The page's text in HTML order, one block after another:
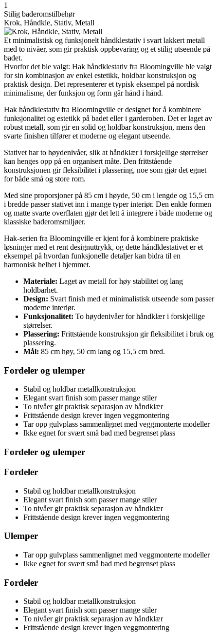
1
Stilig baderomstilbehør
Krok, Håndkle, Stativ, Metall
Et minimalistisk og funksjonelt håndklestativ i svart lakkert metall
med to nivåer, som gir praktisk oppbevaring og et stilig utseende på
badet.
Hvorfor det ble valgt: Hak håndklestativ fra Bloomingville ble valgt
for sin kombinasjon av enkel estetikk, holdbar konstruksjon og
praktisk design. Det representerer et typisk eksempel på nordisk
minimalisme, der funksjon og form går hånd i hånd.
Hak håndklestativ fra Bloomingville er designet for å kombinere
funksjonalitet og estetikk på badet eller i garderoben. Det er laget av
robust metall, som gir en solid og holdbar konstruksjon, mens den
svarte finishen tilfører et moderne og elegant utseende.
Stativet har to høydenivåer, slik at håndklær i forskjellige størrelser
kan henges opp på en organisert måte. Den frittstående
konstruksjonen gir fleksibilitet i plassering, noe som gjør det egnet
for både små og store rom.
Med sine proporsjoner på 85 cm i høyde, 50 cm i lengde og 15,5 cm
i bredde passer stativet inn i mange typer interiør. Den enkle formen
og matte svarte overflaten gjør det lett å integrere i både moderne og
klassiske baderomsmiljøer.
Hak-serien fra Bloomingville er kjent for å kombinere praktiske
løsninger med et rent designuttrykk, og dette håndklestativet er et
eksempel på hvordan funksjonelle detaljer kan bidra til en
harmonisk helhet i hjemmet.
Materiale: Laget av metall for høy stabilitet og lang
holdbarhet.
Design: Svart finish med et minimalistisk utseende som passer
moderne interiør.
Funksjonalitet: To høydenivåer for håndklær i forskjellige
størrelser.
Plassering: Frittstående konstruksjon gir fleksibilitet i bruk og
plassering.
Mål: 85 cm høy, 50 cm lang og 15,5 cm bred.
Fordeler og ulemper
Stabil og holdbar metallkonstruksjon
Elegant svart finish som passer mange stiler
To nivåer gir praktisk separasjon av håndklær
Frittstående design krever ingen veggmontering
Tar opp gulvplass sammenlignet med veggmonterte modeller
Ikke egnet for svært små bad med begrenset plass
Fordeler og ulemper
Fordeler
Stabil og holdbar metallkonstruksjon
Elegant svart finish som passer mange stiler
To nivåer gir praktisk separasjon av håndklær
Frittstående design krever ingen veggmontering
Ulemper
Tar opp gulvplass sammenlignet med veggmonterte modeller
Ikke egnet for svært små bad med begrenset plass
Fordeler
Stabil og holdbar metallkonstruksjon
Elegant svart finish som passer mange stiler
To nivåer gir praktisk separasjon av håndklær
Frittstående design krever ingen veggmontering